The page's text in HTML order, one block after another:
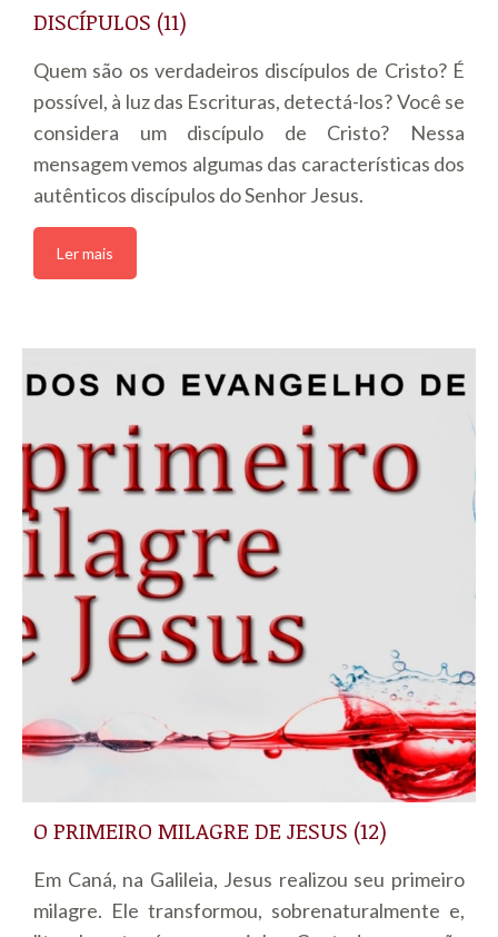
DISCÍPULOS (11)
Quem são os verdadeiros discípulos de Cristo? É
possível, à luz das Escrituras, detectá-los? Você se
considera um discípulo de Cristo? Nessa
mensagem vemos algumas das características dos
autênticos discípulos do Senhor Jesus.
Ler mais
O PRIMEIRO MILAGRE DE JESUS (12)
Em Caná, na Galileia, Jesus realizou seu primeiro
milagre. Ele transformou, sobrenaturalmente e,